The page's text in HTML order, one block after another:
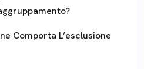
Comporta L’esclusione